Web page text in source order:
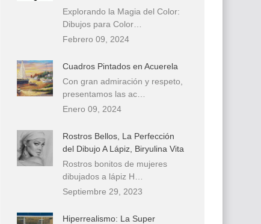
Explorando la Magia del Color:
Dibujos para Color…
Febrero 09, 2024
Cuadros Pintados en Acuerela
Con gran admiración y respeto,
presentamos las ac…
Enero 09, 2024
Rostros Bellos, La Perfección
del Dibujo A Lápiz, Biryulina Vita
Rostros bonitos de mujeres
dibujados a lápiz H…
Septiembre 29, 2023
Hiperrealismo: La Super